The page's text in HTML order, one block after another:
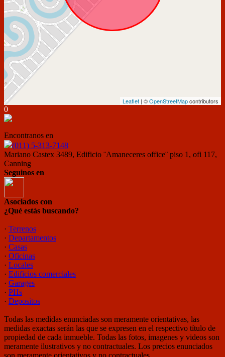
Leaflet | ©OpenStreetMapcontributors
0
Encontranos en
(011) 5-313-7148
Mariano Castex 3489, Edificio ¨Amaneceres office¨ piso 1, ofi 117,
Canning
Seguinos en
Asociados con
¿Qué estás buscando?
· Terrenos
· Departamentos
· Casas
· Oficinas
· Locales
· Edificios comerciales
· Garages
· PHs
· Depositos
Todas las medidas enunciadas son meramente orientativas, las
medidas exactas serán las que se expresen en el respectivo título de
propiedad de cada inmueble. Todas las fotos, imagenes y videos son
meramente ilustrativos y no contractuales. Los precios enunciados
son meramente orientativos y no contractuales.